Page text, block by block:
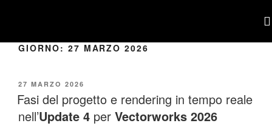
GIORNO: 27 MARZO 2026
27 MARZO 2026
Fasi del progetto e rendering in tempo reale
nell’Update 4 per Vectorworks 2026